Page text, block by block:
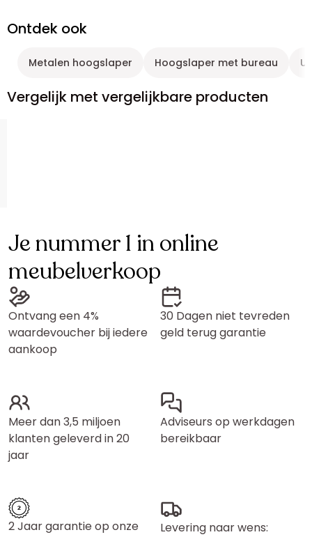
Ontdek ook
Metalen hoogslaper Hoogslaper met bureau
Vergelijk met vergelijkbare producten
Je nummer 1 in online
meubelverkoop
Ontvang een 4%
waardevoucher bij iedere
aankoop
30 Dagen niet tevreden
geld terug garantie
Meer dan 3,5 miljoen
klanten geleverd in 20
jaar
Adviseurs op werkdagen
bereikbaar
2 Jaar garantie op onze
Levering naar wens: